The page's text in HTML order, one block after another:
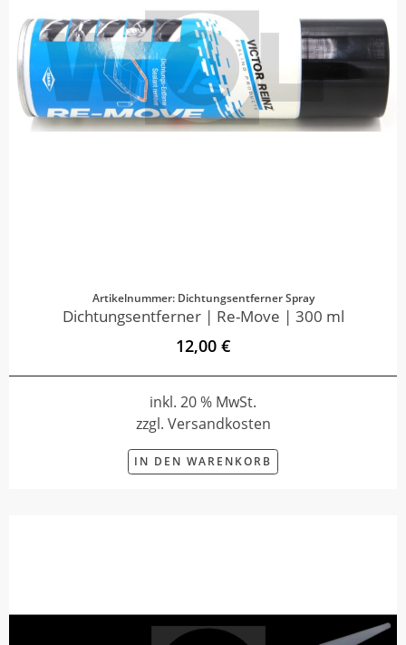
Artikelnummer: Dichtungsentferner Spray
Dichtungsentferner | Re-Move | 300 ml
12,00 €
inkl. 20 % MwSt.
zzgl. Versandkosten
IN DEN WARENKORB